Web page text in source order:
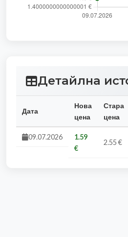
Детайлна
Дата
Нова
цена
Стара
цена
09.07.2026
1.59
€
2.55 €